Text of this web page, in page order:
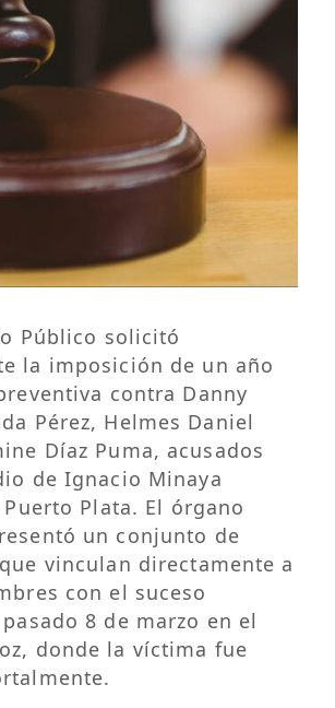
Público solicitó
la imposición de un año
contra Danny
Pérez, Helmes Daniel
Díaz Puma, acusados
de Ignacio Minaya
Plata. El órgano
un conjunto de
vinculan directamente a
con el suceso
8 de marzo en el
donde la víctima fue